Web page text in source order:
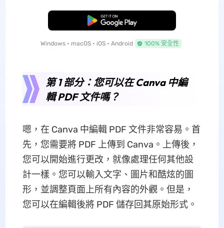
免費下載
Windows • macOS • iOS • Android 100% 安全性
第 1 部分：您可以在 Canva 中編
輯 PDF 文件嗎？
嗯，在 Canva 中編輯 PDF 文件非常容易。首
先，您需要將 PDF 上傳到 Canva。上傳後，
您可以開始進行更改，就像處理任何其他設
計一樣。您可以輸入文字、圖片和酷炫的圖
形，並調整頁面上所有內容的外觀。但是，
您可以在編輯後將 PDF 儲存回其原始形式。